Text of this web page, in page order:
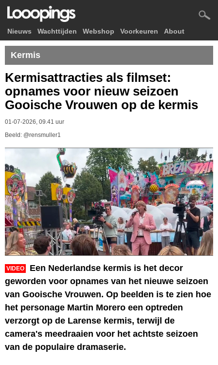
Nieuws Wachttijden Webshop Voorkeuren About
Kermis
Kermisattracties als filmset:
opnames voor nieuw seizoen
Gooische Vrouwen op de kermis
01-07-2026, 09.41 uur
Beeld: @rensmuller1
VIDEO
Een Nederlandse kermis is het decor
geworden voor opnames van het nieuwe seizoen
van Gooische Vrouwen. Op beelden is te zien hoe
het personage Martin Morero een optreden
verzorgt op de Larense kermis, terwijl de
camera's meedraaien voor het achtste seizoen
van de populaire dramaserie.